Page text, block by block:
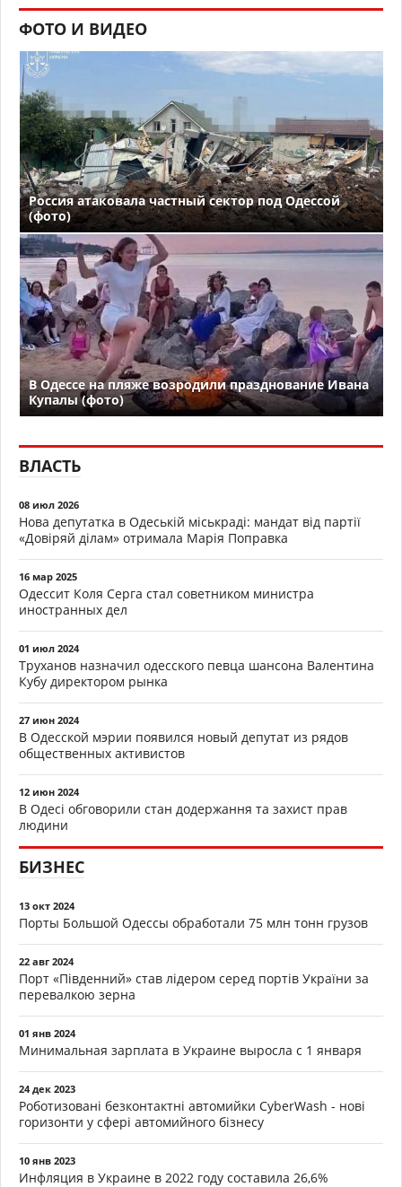
ФОТО И ВИДЕО
Россия атаковала частный сектор под Одессой
(фото)
В Одессе на пляже возродили празднование Ивана
Купалы (фото)
ВЛАСТЬ
08 июл 2026
Нова депутатка в Одеській міськраді: мандат від партії
«Довіряй ділам» отримала Марія Поправка
16 мар 2025
Одессит Коля Серга стал советником министра
иностранных дел
01 июл 2024
Труханов назначил одесского певца шансона Валентина
Кубу директором рынка
27 июн 2024
В Одесской мэрии появился новый депутат из рядов
общественных активистов
12 июн 2024
В Одесі обговорили стан додержання та захист прав
людини
БИЗНЕС
13 окт 2024
Порты Большой Одессы обработали 75 млн тонн грузов
22 авг 2024
Порт «Південний» став лідером серед портів України за
перевалкою зерна
01 янв 2024
Минимальная зарплата в Украине выросла с 1 января
24 дек 2023
Роботизовані безконтактні автомийки CyberWash - нові
горизонти у сфері автомийного бізнесу
10 янв 2023
Инфляция в Украине в 2022 году составила 26,6%